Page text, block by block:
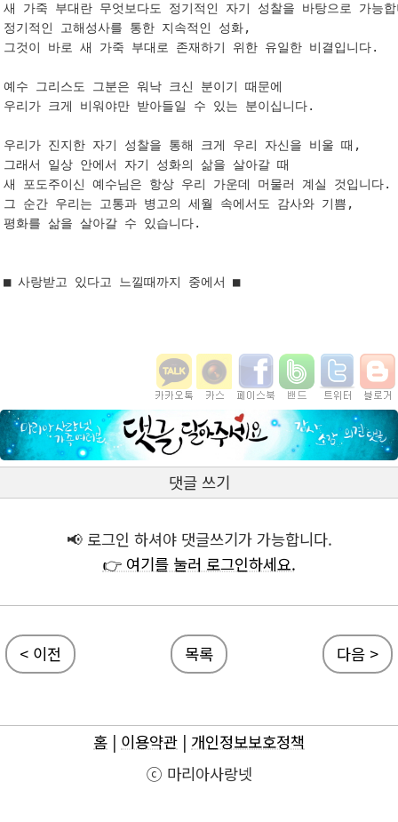
새 가죽 부대란 무엇보다도 정기적인 자기 성찰을 바탕으로 가능
정기적인 고해성사를 통한 지속적인 성화,
그것이 바로 새 가죽 부대로 존재하기 위한 유일한 비결입니다.
예수 그리스도 그분은 워낙 크신 분이기 때문에
우리가 크게 비워야만 받아들일 수 있는 분이십니다.
우리가 진지한 자기 성찰을 통해 크게 우리 자신을 비울 때,
그래서 일상 안에서 자기 성화의 삶을 살아갈 때
새 포도주이신 예수님은 항상 우리 가운데 머물러 계실 것입니다.
그 순간 우리는 고통과 병고의 세월 속에서도 감사와 기쁨,
평화를 삶을 살아갈 수 있습니다.
■ 사랑받고 있다고 느낄때까지 중에서 ■
댓글 쓰기
📢 로그인 하셔야 댓글쓰기가 가능합니다.
👉 여기를 눌러 로그인하세요.
< 이전 목록 다음 >
홈 | 이용약관 | 개인정보보호정책
ⓒ 마리아사랑넷